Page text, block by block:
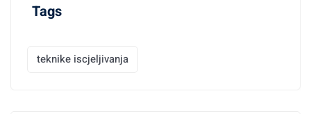
Tags
teknike iscjeljivanja